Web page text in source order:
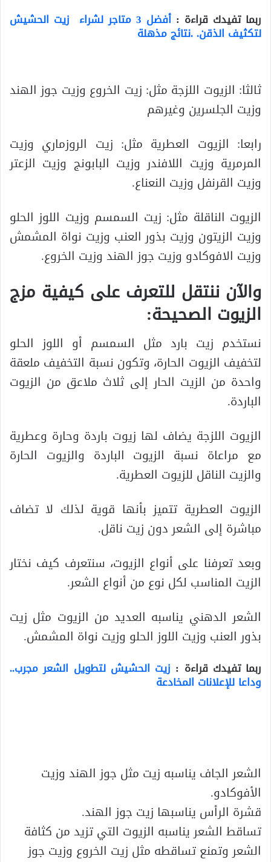
ربما تفيدك قراءة : أفضل 3 متاجر لشراء زيت الحشيش
لتكثيف الذقن. .نتائج مذهلة
ثالثا: الزيوت اللزجة مثل: زيت الخروع وزيت جوز الهند
وزيت الجلسرين وغيرهم
رابعا: الزيوت العطرية مثل: زيت الروزماري وزيت
المرمرية وزيت اللافندر وزيت البابونج وزيت الزعتر
وزيت القرنفل وزيت النعناع.
الزيوت الناقلة مثل: زيت السمسم وزيت اللوز الحلو
وزيت الزيتون وزيت بذور العنب وزيت نواة المشمش
وزيت الافوكادو وزيت جوز الهند وزيت الخروع.
والآن ننتقل للتعرف على كيفية مزج
الزيوت الصحيحة:
نستخدم زيت بارد مثل السمسم أو اللوز الحلو
لتخفيف الزيوت الحارة، وتكون نسبة التخفيف ملعقة
واحدة من الزيت الحار إلى ثلاث ملاعق من الزيوت
الباردة.
الزيوت اللزجة يضاف لها زيوت باردة وحارة وعطرية
مع مراعاة نسبة الزيوت الباردة والزيوت الحارة
والزيت الناقل للزيوت العطرية.
الزيوت العطرية تتميز بأنها قوية لذلك لا تضاف
مباشرة إلى الشعر دون زيت ناقل.
وبعد تعرفنا على أنواع الزيوت، سنتعرف كيف نختار
الزيت المناسب لكل نوع من أنواع الشعر.
الشعر الدهني يناسبه العديد من الزيوت مثل زيت
بذور العنب وزيت اللوز الحلو وزيت نواة المشمش.
ربما تفيدك قراءة : زيت الحشيش لتطويل الشعر مجرب..
وداعا للإعلانات المخادعة
الشعر الجاف يناسبه زيت مثل جوز الهند وزيت
الأفوكادو.
قشرة الرأس يناسبها زيت جوز الهند.
تساقط الشعر يناسبه الزيوت التي تزيد من كثافة
الشعر وتمنع تساقطه مثل زيت الخروع وزيت جوز